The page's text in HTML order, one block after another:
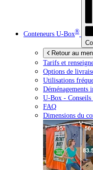
Conteneurs U-Box®
Retour au
Tarifs et
Options de
Utilisations
Déménagements
U-Box -
FAQ
Dimensions du